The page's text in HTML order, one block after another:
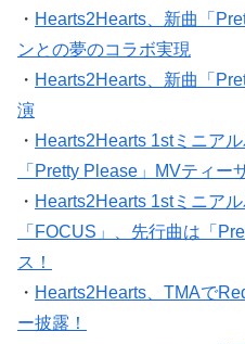
・ Hearts2Hearts、新曲「
ンとの夢のコラボ実現
・ Hearts2Hearts、新曲「
演
・ Hearts2Hearts 1stミニア
「Pretty Please」MVティー
・ Hearts2Hearts 1stミニア
「FOCUS」、先行曲は「
ス！
・ Hearts2Hearts、TMAで
ー披露！